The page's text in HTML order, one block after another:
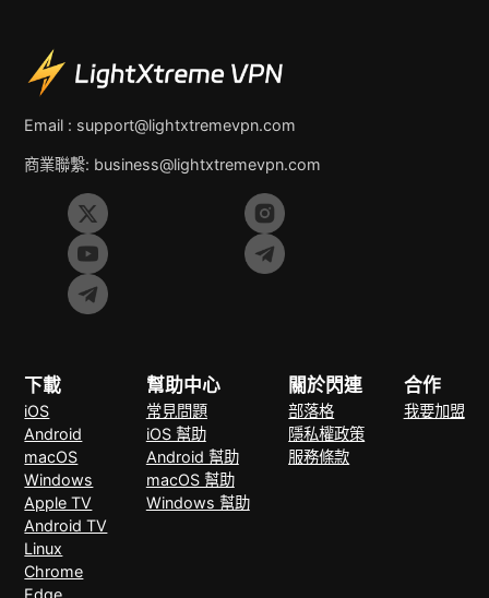
Email : support@lightxtremevpn.com
商業聯繫: business@lightxtremevpn.com
下載
iOS
Android
macOS
Windows
Apple TV
Android TV
Linux
Chrome
Edge
幫助中心
常見問題
iOS 幫助
Android 幫助
macOS 幫助
Windows 幫助
關於閃連
部落格
隱私權政策
服務條款
合作
我要加盟